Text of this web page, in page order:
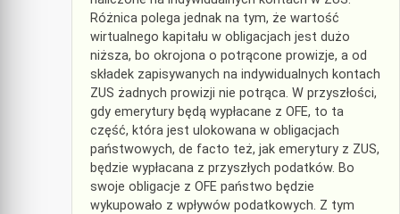
Różnica polega jednak na tym, że wartość
wirtualnego kapitału w obligacjach jest dużo
niższa, bo okrojona o potrącone prowizje, a od
składek zapisywanych na indywidualnych kontach
ZUS żadnych prowizji nie potrąca. W przyszłości,
gdy emerytury będą wypłacane z OFE, to ta
część, która jest ulokowana w obligacjach
państwowych, de facto też, jak emerytury z ZUS,
będzie wypłacana z przyszłych podatków. Bo
swoje obligacje z OFE państwo będzie
wykupowało z wpływów podatkowych. Z tym